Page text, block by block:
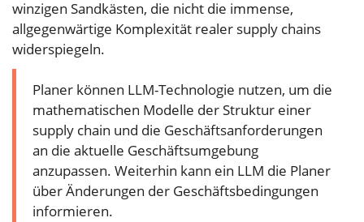
winzigen Sandkästen, die nicht die immense,
allgegenwärtige Komplexität realer supply chains
widerspiegeln.
Planer können LLM-Technologie nutzen, um die
mathematischen Modelle der Struktur einer
supply chain und die Geschäftsanforderungen
an die aktuelle Geschäftsumgebung
anzupassen. Weiterhin kann ein LLM die Planer
über Änderungen der Geschäftsbedingungen
informieren.